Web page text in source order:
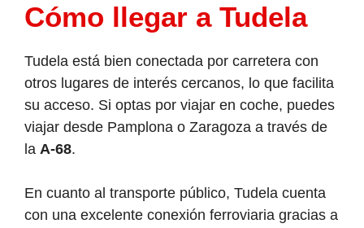
Cómo llegar a Tudela
Tudela está bien conectada por carretera con
otros lugares de interés cercanos, lo que facilita
su acceso. Si optas por viajar en coche, puedes
viajar desde Pamplona o Zaragoza a través de
la A-68.
En cuanto al transporte público, Tudela cuenta
con una excelente conexión ferroviaria gracias a